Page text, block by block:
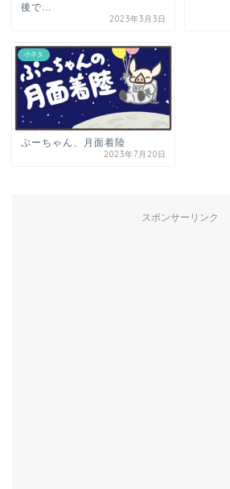
後で...
2023年3月3日
小ネタ
ぷーちゃん、月面着陸
2023年7月20日
スポンサーリンク